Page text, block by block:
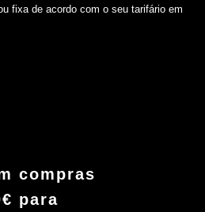
fixa de acordo com o seu tarifário em
compras
para